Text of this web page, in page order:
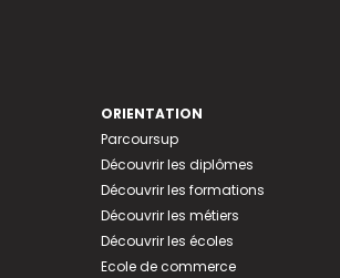
ORIENTATION
Parcoursup
Découvrir les diplômes
Découvrir les formations
Découvrir les métiers
Découvrir les écoles
Ecole de commerce